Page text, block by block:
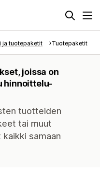
ja tuotepaketit Tuotepaketit
joissa on
hinnoittelu-
tuotteiden
tai muut
samaan